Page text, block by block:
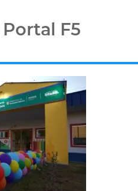
F5